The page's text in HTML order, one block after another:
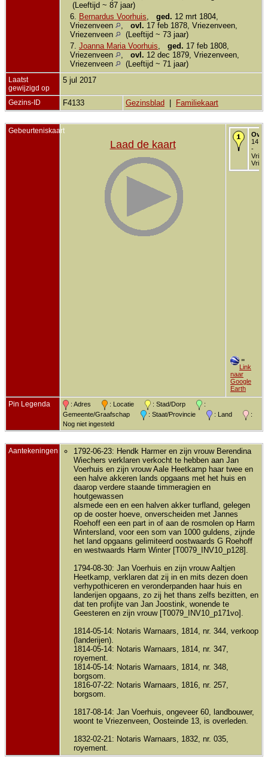
(Leeftijd ~ 87 jaar)
6.
Bernardus Voorhuis ged. 12 mrt 1804,
Vriezenveen
ovl. 17 feb 1878, Vriezenveen,
Vriezenveen
(Leeftijd ~ 73 jaar)
7. Joanna Maria Voorhuis ged. 17 feb 1808,
Vriezenveen
ovl. 12 dec 1879, Vriezenveen,
Vriezenveen
(Leeftijd ~ 71 jaar)
Laatst
gewijzigd op
5 jul 2017
Gezins-ID F4133 Gezinsblad Familiekaart
Gebeurteniskaart
Laad de kaart
14
-
=
Link
naar
Google
Earth
Pin Legenda : Adres : Locatie : Stad/Dorp
:
Gemeente/Graafschap
: Staat/Provincie : Land
:
Nog niet ingesteld
Aantekeningen
1792-06-23: Hendk Harmer en zijn vrouw Berendina
Wiechers verklaren verkocht te hebben aan Jan
Voerhuis en zijn vrouw Aale Heetkamp haar twee en
een halve akkeren lands opgaans met het huis en
daarop verdere staande timmeragien en
houtgewassen
alsmede een en een halven akker turfland, gelegen
op de ooster hoeve, onverscheiden met Jannes
Roehoff een een part in of aan de rosmolen op Harm
Wintersland, voor een som van 1000 guldens, zijnde
het land opgaans gelimiteerd oostwaards G Roehoff
en westwaards Harm Winter [T0079_INV10_p128].
1794-08-30: Jan Voerhuis en zijn vrouw Aaltjen
Heetkamp, verklaren dat zij in en mits dezen doen
verhypothiceren en veronderpanden haar huis en
landerijen opgaans, zo zij het thans zelfs bezitten, en
dat ten profijte van Jan Joostink, wonende te
Geesteren en zijn vrouw [T0079_INV10_p171vo].
1814-05-14: Notaris Warnaars, 1814, nr. 344, verkoop
(landerijen).
1814-05-14: Notaris Warnaars, 1814, nr. 347,
royement.
1814-05-14: Notaris Warnaars, 1814, nr. 348,
borgsom.
1816-07-22: Notaris Warnaars, 1816, nr. 257,
borgsom.
1817-08-14: Jan Voerhuis, ongeveer 60, landbouwer,
woont te Vriezenveen, Oosteinde 13, is overleden.
1832-02-21: Notaris Warnaars, 1832, nr. 035,
royement.